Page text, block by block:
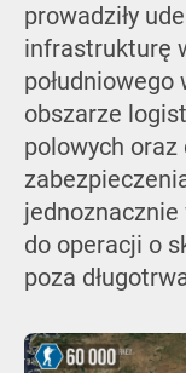
prowadziły
infrastrukturę
południowego
obszarze
polowych oraz
jednoznacznie
do operacji o
poza